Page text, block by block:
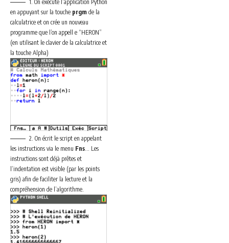
1. On exécute l’application Python
en appuyant sur la touche prgm de la
calculatrice et on crée un nouveau
programme que l’on appell e “HERON”
(en utilisant le clavier de la calculatrice et
la touche Alpha)
2. On écrit le script en appelant
les instructions via le menu Fns … Les
instructions sont déjà prêtes et
l’indentation est visible (par les points
gris) afin de faciliter la lecture et la
compréhension de l’algorithme.